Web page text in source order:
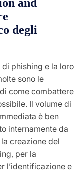
degli
phishing e la loro
sono le
come combattere
Il volume di
è ben
internamente da
creazione del
per la
l’identificazione e